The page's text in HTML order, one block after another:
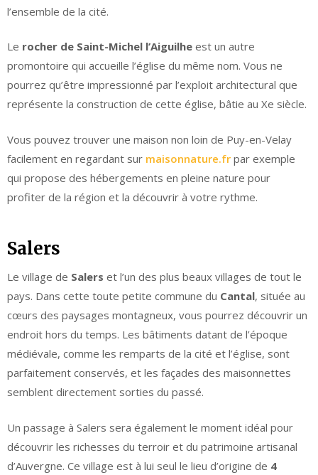
l’ensemble de la cité.
Le rocher de Saint-Michel l’Aiguilhe est un autre
promontoire qui accueille l’église du même nom. Vous ne
pourrez qu’être impressionné par l’exploit architectural que
représente la construction de cette église, bâtie au Xe siècle.
Vous pouvez trouver une maison non loin de Puy-en-Velay
facilement en regardant sur maisonnature.fr par exemple
qui propose des hébergements en pleine nature pour
profiter de la région et la découvrir à votre rythme.
Salers
Le village de Salers et l’un des plus beaux villages de tout le
pays. Dans cette toute petite commune du Cantal, située au
cœurs des paysages montagneux, vous pourrez découvrir un
endroit hors du temps. Les bâtiments datant de l’époque
médiévale, comme les remparts de la cité et l’église, sont
parfaitement conservés, et les façades des maisonnettes
semblent directement sorties du passé.
Un passage à Salers sera également le moment idéal pour
découvrir les richesses du terroir et du patrimoine artisanal
d’Auvergne. Ce village est à lui seul le lieu d’origine de 4